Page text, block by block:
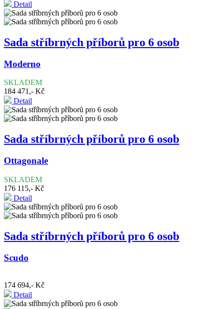
Detail
Sada stříbrných příborů pro 6 osob
Moderno
SKLADEM
184 471,- Kč
Detail
Sada stříbrných příborů pro 6 osob
Ottagonale
SKLADEM
176 115,- Kč
Detail
Sada stříbrných příborů pro 6 osob
Scudo
174 694,- Kč
Detail